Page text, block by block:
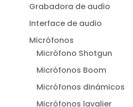
Grabadora de audio
Interface de audio
Micrófonos
Micrófono Shotgun
Micrófonos Boom
Micrófonos dinámicos
Micrófonos lavalier